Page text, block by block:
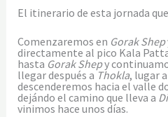
El itinerario de esta jornada
Comenzaremos en Gorak Shep
directamente al pico Kala
hasta Gorak Shepy
llegar después a Thokla, lugar
descenderemos hacia el valle
dejándo el camino que lleva a
vinimos hace unos días.